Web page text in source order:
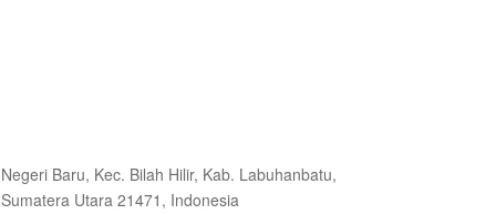
Negeri Baru, Kec. Bilah Hilir, Kab. Labuhanbatu,
Sumatera Utara 21471, Indonesia